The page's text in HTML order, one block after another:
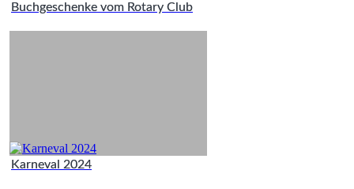
Buchgeschenke vom Rotary Club
Karneval 2024